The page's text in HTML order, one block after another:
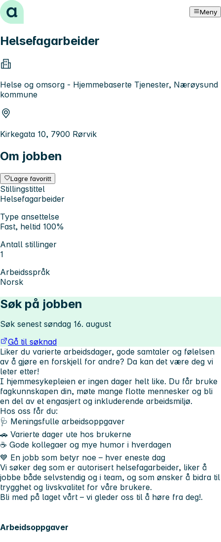
Hopp til innhold Meny
Helsefagarbeider
Helse og omsorg - Hjemmebaserte Tjenester, Nærøysund
kommune
Kirkegata 10, 7900 Rørvik
Om jobben
Lagre favoritt
Stillingstittel
Helsefagarbeider
Type ansettelse
Fast, heltid 100%
Antall stillinger
1
Arbeidsspråk
Norsk
Søk på jobben
Søk senest søndag 16. august
Gå til søknad
Liker du varierte arbeidsdager, gode samtaler og følelsen
av å gjøre en forskjell for andre? Da kan det være deg vi
leter etter!
I hjemmesykepleien er ingen dager helt like. Du får bruke
fagkunnskapen din, møte mange flotte mennesker og bli
en del av et engasjert og inkluderende arbeidsmiljø.
Hos oss får du:
🩺 Meningsfulle arbeidsoppgaver
🚗 Varierte dager ute hos brukerne
☕ Gode kollegaer og mye humor i hverdagen
💙 En jobb som betyr noe – hver eneste dag
Vi søker deg som er autorisert helsefagarbeider, liker å
jobbe både selvstendig og i team, og som ønsker å bidra til
trygghet og livskvalitet for våre brukere.
Bli med på laget vårt – vi gleder oss til å høre fra deg!.
Arbeidsoppgaver